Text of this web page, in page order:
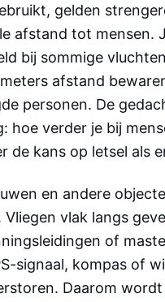
gelden
afstand tot mensen.
bij sommige
afstand
personen. De
hoe verder je bij
de kans op letsel als
en andere
Vliegen vlak langs
of
signaal, kompas of
Daarom